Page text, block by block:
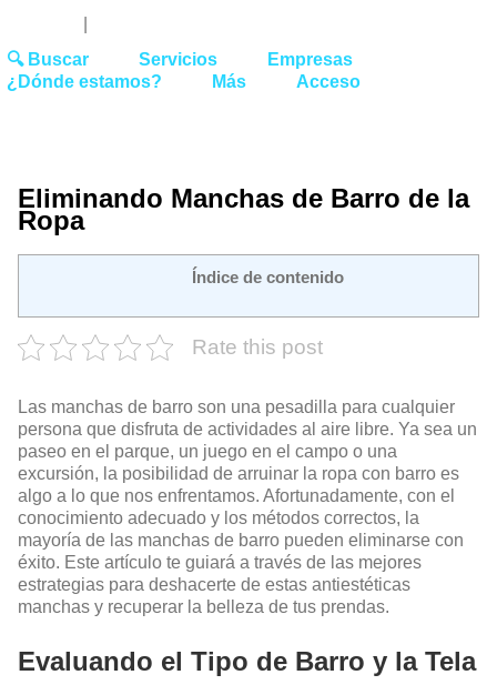
🔍 Buscar Servicios
Empresas
¿Dónde estamos?
Más Acceso
Eliminando Manchas de Barro de la
Ropa
Índice de contenido
Rate this post
Las manchas de barro son una pesadilla para cualquier
persona que disfruta de actividades al aire libre. Ya sea un
paseo en el parque, un juego en el campo o una
excursión, la posibilidad de arruinar la ropa con barro es
algo a lo que nos enfrentamos. Afortunadamente, con el
conocimiento adecuado y los métodos correctos, la
mayoría de las manchas de barro pueden eliminarse con
éxito. Este artículo te guiará a través de las mejores
estrategias para deshacerte de estas antiestéticas
manchas y recuperar la belleza de tus prendas.
Evaluando el Tipo de Barro y la Tela